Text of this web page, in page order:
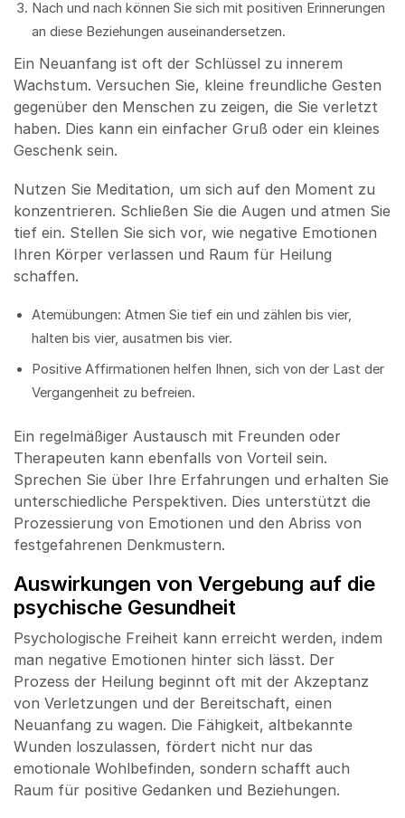
Nach und nach können Sie sich mit positiven Erinnerungen
an diese Beziehungen auseinandersetzen.
Ein Neuanfang ist oft der Schlüssel zu innerem
Wachstum. Versuchen Sie, kleine freundliche Gesten
gegenüber den Menschen zu zeigen, die Sie verletzt
haben. Dies kann ein einfacher Gruß oder ein kleines
Geschenk sein.
Nutzen Sie Meditation, um sich auf den Moment zu
konzentrieren. Schließen Sie die Augen und atmen Sie
tief ein. Stellen Sie sich vor, wie negative Emotionen
Ihren Körper verlassen und Raum für Heilung
schaffen.
Atemübungen: Atmen Sie tief ein und zählen bis vier,
halten bis vier, ausatmen bis vier.
Positive Affirmationen helfen Ihnen, sich von der Last der
Vergangenheit zu befreien.
Ein regelmäßiger Austausch mit Freunden oder
Therapeuten kann ebenfalls von Vorteil sein.
Sprechen Sie über Ihre Erfahrungen und erhalten Sie
unterschiedliche Perspektiven. Dies unterstützt die
Prozessierung von Emotionen und den Abriss von
festgefahrenen Denkmustern.
Auswirkungen von Vergebung auf die
psychische Gesundheit
Psychologische Freiheit kann erreicht werden, indem
man negative Emotionen hinter sich lässt. Der
Prozess der Heilung beginnt oft mit der Akzeptanz
von Verletzungen und der Bereitschaft, einen
Neuanfang zu wagen. Die Fähigkeit, altbekannte
Wunden loszulassen, fördert nicht nur das
emotionale Wohlbefinden, sondern schafft auch
Raum für positive Gedanken und Beziehungen.